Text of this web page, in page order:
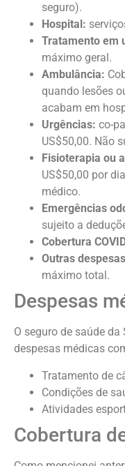
seguro).
Hospital:
Tratamento em
máximo geral.
Ambulância:
quando lesões
acabam em
Urgências: co-
US$50,00. Não
Fisioterapia ou
US$50,00 por
médico.
Emergências
sujeito a
Cobertura
Outras
máximo total.
Despesas
O seguro de saúde
despesas médicas
Tratamento de
Condições de
Atividades
Cobertura